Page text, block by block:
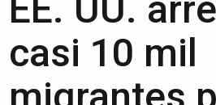
EE. UU.
casi 10 mil